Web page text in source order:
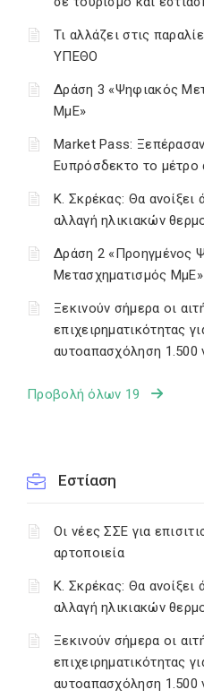
Τι αλλάζει στις
ΥΠΕΘΟ
Δράση 3 «Ψηφιακός
ΜμΕ»
Market Pass:
Ευπρόσδεκτο το μέτρο
Κ. Σκρέκας: Θα ανοίξει
αλλαγή ηλικιακών
Δράση 2 «Προηγμένος
Μετασχηματισμός ΜμΕ»
Ξεκινούν σήμερα οι
επιχειρηματικότητας
αυτοαπασχόληση 1.500
Προβολή όλων 19
Εστίαση
Οι νέες ΣΣΕ για
αρτοποιεία
Κ. Σκρέκας: Θα ανοίξει
αλλαγή ηλικιακών
Ξεκινούν σήμερα οι
επιχειρηματικότητας
αυτοαπασχόληση 1.500